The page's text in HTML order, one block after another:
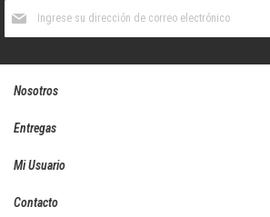
boletín
Nosotros
Entregas
Mi Usuario
Contacto